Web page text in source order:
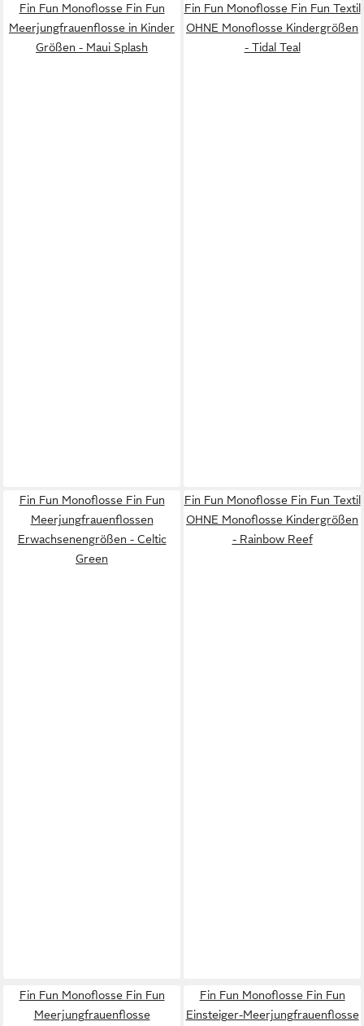
Fin Fun Monoflosse Fin Fun
Meerjungfrauenflosse in Kinder
Größen - Maui Splash
Fin Fun Monoflosse Fin Fun Textil
OHNE Monoflosse Kindergrößen
- Tidal Teal
Fin Fun Monoflosse Fin Fun
Meerjungfrauenflossen
Erwachsenengrößen - Celtic
Green
Fin Fun Monoflosse Fin Fun Textil
OHNE Monoflosse Kindergrößen
- Rainbow Reef
Fin Fun Monoflosse Fin Fun
Meerjungfrauenflosse
Fin Fun Monoflosse Fin Fun
Einsteiger-Meerjungfrauenflosse